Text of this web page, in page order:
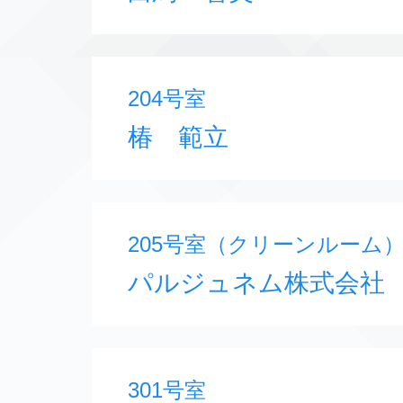
204号室
椿 範立
205号室（クリーンルーム
パルジュネム株式会社
301号室